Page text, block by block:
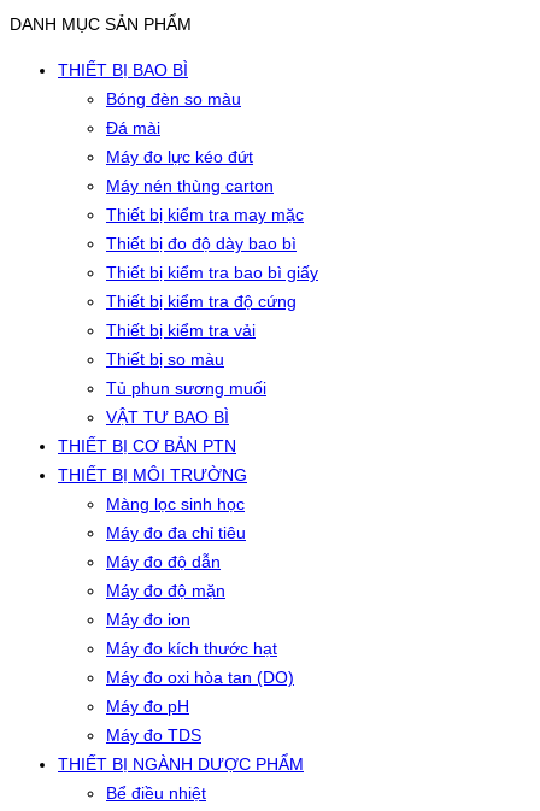
DANH MỤC SẢN PHẨM
THIẾT BỊ BAO BÌ
Bóng đèn so màu
Đá mài
Máy đo lực kéo đứt
Máy nén thùng carton
Thiết bị kiểm tra may mặc
Thiết bị đo độ dày bao bì
Thiết bị kiểm tra bao bì giấy
Thiết bị kiểm tra độ cứng
Thiết bị kiểm tra vải
Thiết bị so màu
Tủ phun sương muối
VẬT TƯ BAO BÌ
THIẾT BỊ CƠ BẢN PTN
THIẾT BỊ MÔI TRƯỜNG
Màng lọc sinh học
Máy đo đa chỉ tiêu
Máy đo độ dẫn
Máy đo độ mặn
Máy đo ion
Máy đo kích thước hạt
Máy đo oxi hòa tan (DO)
Máy đo pH
Máy đo TDS
THIẾT BỊ NGÀNH DƯỢC PHẨM
Bể điều nhiệt